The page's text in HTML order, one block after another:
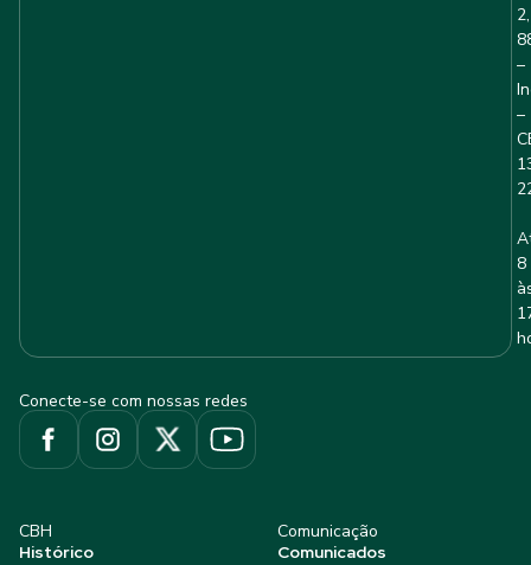
2,
–
–
8
Conecte-se com nossas redes
CBH
Histórico
Comunicação
Comunicados